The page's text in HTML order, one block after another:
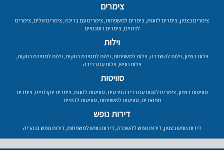
צימרים
צימרים בצפון, צימרים לזוגות, צימרים למשפחות, צימרים עם בריכה, צימרים זולים, צימרים
לדתיים,צימרים רומנטיים
וילות
וילות בצפון, וילות להשכרה, וילות למשפחות, וילות למסיבת רווקים, וילות למסיבת רווקות,
וילות נופש, וילות עם בריכה
סוויטות
סוויטות בצפון,צימרים לזוגות עם בריכה פרטית,סוויטות לזוגות,צימרים יוקרתיים,צימרים
מפוארים,סוויטות למשפחות,סוויטות לדתיים
דירות נופש
דירות נופש בצפון, דירות נופש להשכרה, דירות נופש למשפחות, דירות נופש בנהריה